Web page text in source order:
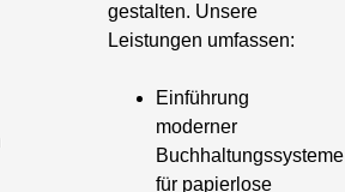
gestalten. Unsere
Leistungen umfassen:
Einführung
moderner
Buchhaltungssysteme
für papierlose